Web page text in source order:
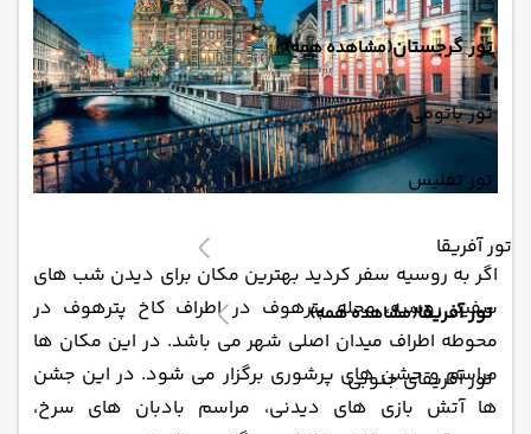
تور گرجستان(مشاهده همه)
تور باتومی
تور تفلیس
تور آفریقا
تور آفریقا(مشاهده همه)
تور آفریقای جنوبی
اگر به روسیه سفر کردید بهترین مکان برای دیدن شب های
سفید روسیه، محله پترهوف در اطراف کاخ پترهوف در
محوطه اطراف میدان اصلی شهر می باشد. در این مکان ها
مراسم و جشن های پرشوری برگزار می شود. در این جشن
ها آتش بازی های دیدنی، مراسم بادبان های سرخ،